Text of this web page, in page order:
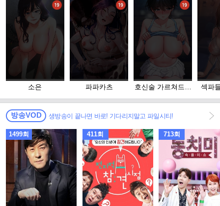
소은 파파카츠
호신술 가르쳐드립
섹파
방송VOD 생방송이 끝나면 바로! 기다리지말고 파일시티!
1499회 411회 713회